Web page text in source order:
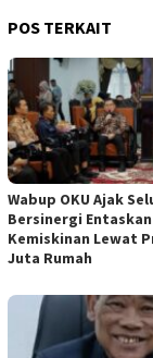
POS TERKAIT
Wabup OKU Ajak
Bersinergi Entaskan
Kemiskinan Lewat
Juta Rumah